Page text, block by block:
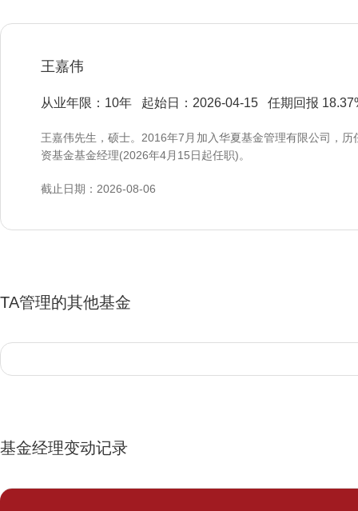
王嘉伟
从业年限：10年 起始日：2026-04-15 任期回报
王嘉伟先生，硕士。2016年7月加入华夏基金管理有限公司，
资基金基金经理(2026年4月15日起任职)。
截止日期：2026-08-06
TA管理的其他基金
基金经理变动记录